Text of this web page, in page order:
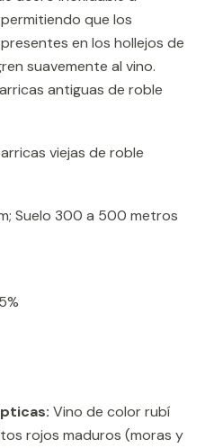
que los
en los hollejos de
suavemente al vino.
antiguas de roble
viejas de roble
Suelo 300 a 500 metros
Vino de color rubí
rojos maduros (moras y